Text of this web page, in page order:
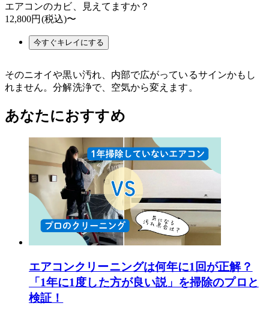
エアコンのカビ、見えてますか？
12,800円 (税込)〜
今すぐキレイにする
そのニオイや黒い汚れ、内部で広がっているサインかもし
れません。分解洗浄で、空気から変えます。
あなたにおすすめ
エアコンクリーニングは何年に1回が正解？
「1年に1度した方が良い説」を掃除のプロと
検証！